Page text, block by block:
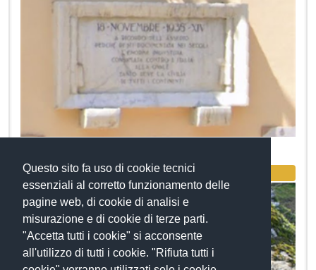
Questo sito fa uso di cookie tecnici
essenziali al corretto funzionamento delle
pagine web, di cookie di analisi e
misurazione e di cookie di terze parti.
"Accetta tutti i cookie" si acconsente
all'utilizzo di tutti i cookie. "Rifiuta tutti i
Archeologia